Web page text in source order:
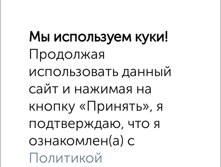
Гаражный бокс, 17 м²
670 000₽ 39 500₽ за м²
Кировский район, ЖК Самоцветы, Генерала Горбатова 8
Собственник, 29.06.2021
Мы используем куки!
Продолжая
использовать данный
сайт и нажимая на
кнопку «Принять», я
подтверждаю, что я
ознакомлен(а) с
Политикой